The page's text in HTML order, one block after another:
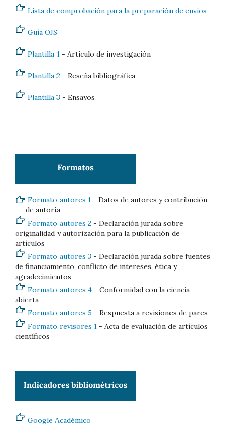
Lista de comprobación para la preparación de envíos
Guía OJS
Plantilla 1 - Artículo de investigación
Plantilla 2 - Reseña bibliográfica
Plantilla 3 - Ensayos
Formato autores 1 - Datos de autores y contribución
de autoría
Formato autores 2 - Declaración jurada sobre
originalidad y autorización para la publicación de
artículos
Formato autores 3 - Declaración jurada sobre fuentes
de financiamiento, conflicto de intereses, ética y
agradecimientos
Formato autores 4 - Conformidad con la ciencia
abierta
Formato autores 5 - Respuesta a revisiones de pares
Formato revisores 1 - Acta de evaluación de artículos
científicos
Google Académico